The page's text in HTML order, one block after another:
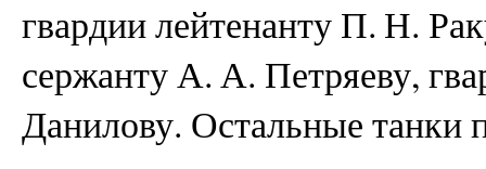
гвардии лейтенанту П. Н.
сержанту А. А. Петряеву,
Данилову. Остальные танки